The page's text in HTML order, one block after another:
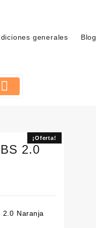
generales Blog
¡Oferta!
2.0
2.0 Naranja